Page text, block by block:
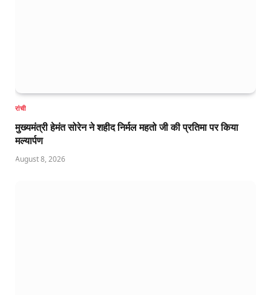
रांची
मुख्यमंत्री हेमंत सोरेन ने शहीद निर्मल महतो जी की प्रतिमा पर किया
मल्यार्पण
August 8, 2026